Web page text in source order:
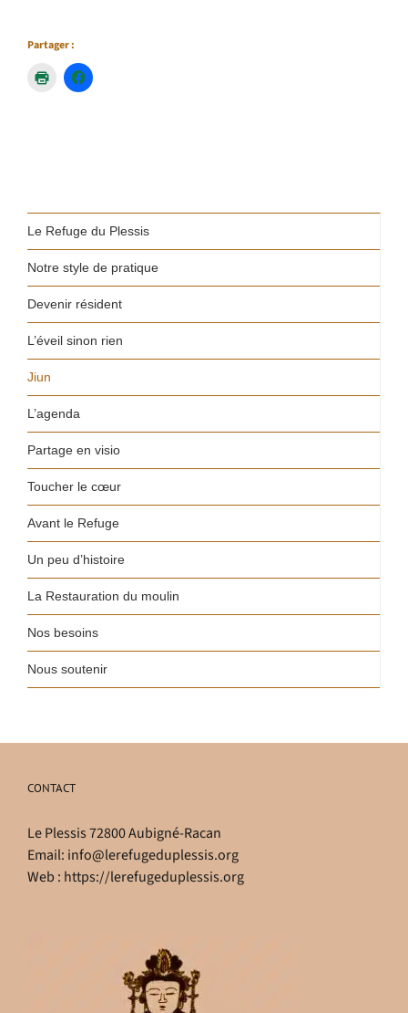
Partager :
Le Refuge du Plessis
Notre style de pratique
Devenir résident
L’éveil sinon rien
Jiun
L’agenda
Partage en visio
Toucher le cœur
Avant le Refuge
Un peu d’histoire
La Restauration du moulin
Nos besoins
Nous soutenir
CONTACT
Le Plessis 72800 Aubigné-Racan
Email: info@lerefugeduplessis.org
Web : https://lerefugeduplessis.org